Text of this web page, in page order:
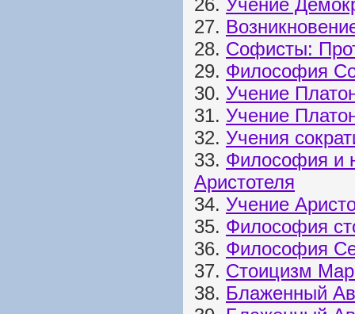
26. Учение
27.
28. Софисты:
29. Философия
30. Учение
31. Учение
32. Учения
33. Философия и
Аристотеля
34. Учение
35. Философия
36. Философия
37. Стоицизм
38. Блаженный